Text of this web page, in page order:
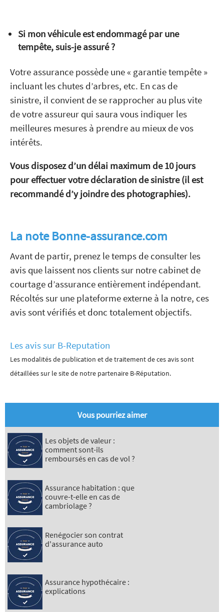
Si mon véhicule est endommagé par une
tempête, suis-je assuré ?
Votre assurance possède une « garantie tempête »
incluant les chutes d’arbres, etc. En cas de
sinistre, il convient de se rapprocher au plus vite
de votre assureur qui saura vous indiquer les
meilleures mesures à prendre au mieux de vos
intérêts.
Vous disposez d’un délai maximum de 10 jours
pour effectuer votre déclaration de sinistre (il est
recommandé d’y joindre des photographies).
La note Bonne-assurance.com
Avant de partir, prenez le temps de consulter les
avis que laissent nos clients sur notre cabinet de
courtage d’assurance entièrement indépendant.
Récoltés sur une plateforme externe à la notre, ces
avis sont vérifiés et donc totalement objectifs.
Les avis sur B-Reputation
Les modalités de publication et de traitement de ces avis sont
détaillées sur le site de notre partenaire B-Réputation.
Vous pourriez aimer
Les objets de valeur :
comment sont-ils
remboursés en cas de vol ?
Assurance habitation : que
couvre-t-elle en cas de
cambriolage ?
Renégocier son contrat
d'assurance auto
Assurance hypothécaire :
explications